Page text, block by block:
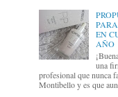
EN
AÑO
una
profesional que nunca
Montibello y es que